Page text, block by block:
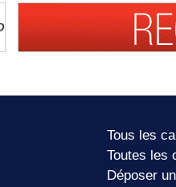
Tous les
Toutes les
Déposer